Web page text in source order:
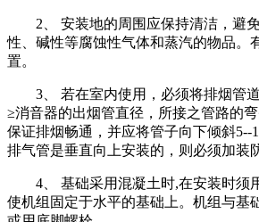
2、 安装地的周围应保持清洁，避
性、碱性等腐蚀性气体和蒸汽的物品。
置。
3、 若在室内使用，必须将排烟管
≥消音器的出烟管直径，所接之管路的
保证排烟畅通，并应将管子向下倾斜5--
排气管是垂直向上安装的，则必须加装
4、 基础采用混凝土时,在安装时须
使机组固定于水平的基础上。机组与基